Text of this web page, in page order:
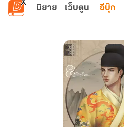
ข้ามไปยังเนื้อหาหลัก
นิยาย เว็บตูน อีบุ๊ก